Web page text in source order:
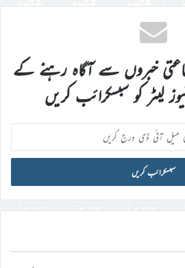
خبروں سے آگاہ رہنے کے
لیٹر کو سبسکرائب کریں